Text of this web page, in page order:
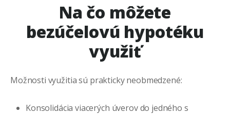
Na čo môžete
bezúčelovú hypotéku
využiť
Možnosti využitia sú prakticky neobmedzené:
Konsolidácia viacerých úverov do jedného s